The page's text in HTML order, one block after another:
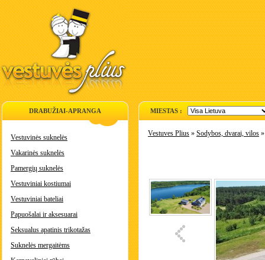
DRABUŽIAI-APRANGA
Vestuvinės suknelės
Vakarinės suknelės
Pamergių suknelės
Vestuviniai kostiumai
Vestuviniai bateliai
Papuošalai ir aksesuarai
Seksualus apatinis trikotažas
Suknelės mergaitėms
MIESTAS :
Vestuves Plius » Sodybos, dvarai, vilos